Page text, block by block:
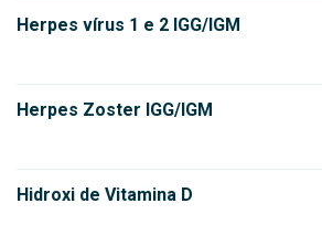
Herpes vírus 1 e 2 IGG/IGM
Herpes Zoster IGG/IGM
Hidroxi de Vitamina D